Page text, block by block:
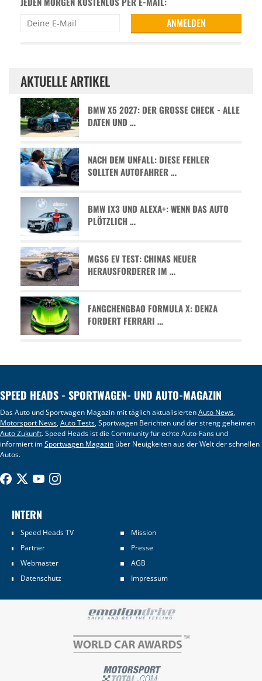
AKTUELLE ARTIKEL
BMW X5 2027: DER GROSSE CHECK - ALLE D
ATEN UND …
NACH DEM UNFALL: DIESE FEHLER
SOLLTEN AUTOFAHRER …
BMW IX3 UND ALEXA+: WENN DAS AUTO
PLÖTZLICH …
MGS6 EV TEST: CHINAS NEUER
HERAUSFORDERER IM …
FANGCHENGBAO FORMULA X: DENZA
FORDERT FERRARI …
SPEED HEADS - SPORTWAGEN- UND AUTO-MAGAZIN
Das Auto und Sportwagen Magazin mit täglich aktualisiertenAuto News,
Motorsport News,Auto Tests, Sportwagen Berichten und der streng geheimen
Auto Zukunft. Speed Heads ist die Community für echte Auto-Fans und
informiert imSportwagen Magazin über Neuigkeiten aus der Welt der schnellen
Autos.
INTERN
Speed Heads TV
Mission
Partner
Presse
Webmaster
AGB
Datenschutz
Impressum